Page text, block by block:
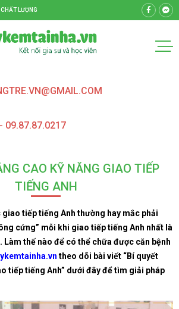
LƯỢNG
09.87.87.0217
CAO KỸ NĂNG GIAO TIẾP
TIẾNG ANH
giao tiếp tiếng Anh thường hay mắc phải
cứng” mỗi khi giao tiếp tiếng Anh nhất là
thế nào để có thể chữa được căn bệnh
theo dõi bài viết “Bí quyết
tiếp tiếng Anh” dưới đây để tìm giải pháp